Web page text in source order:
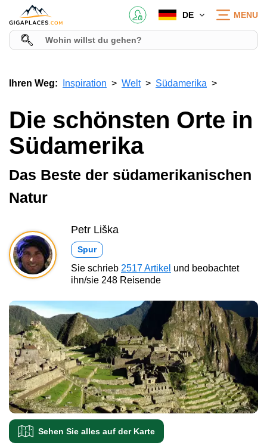
DE MENU
Ihren Weg: Inspiration Welt Südamerika
Die schönsten Orte in
Südamerika
Das Beste der südamerikanischen
Natur
Petr Liška
Spur
Sie schrieb 2517 Artikel und beobachtet
ihn/sie 248 Reisende
Sehen Sie alles auf der Karte